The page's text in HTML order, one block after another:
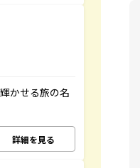
かせる旅の名
詳細を見る